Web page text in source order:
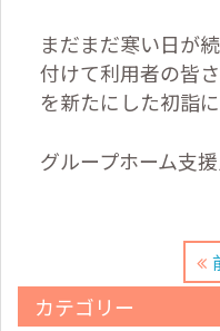
まだまだ寒い日が
付けて利用者の皆
を新たにした初詣
グループホーム支
カテゴリー